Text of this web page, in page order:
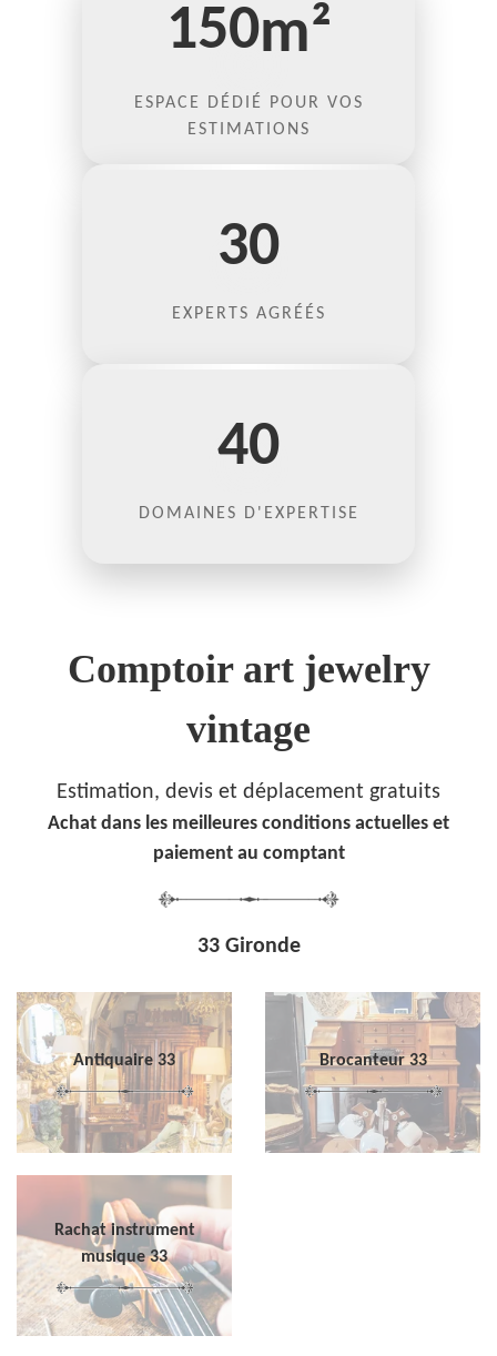
150m²
ESPACE DÉDIÉ POUR VOS
ESTIMATIONS
30
EXPERTS AGRÉÉS
40
DOMAINES D'EXPERTISE
Comptoir art jewelry
vintage
Estimation, devis et déplacement gratuits
Achat dans les meilleures conditions actuelles et
paiement au comptant
33 Gironde
Antiquaire 33 Brocanteur 33
Rachat instrument
musique 33